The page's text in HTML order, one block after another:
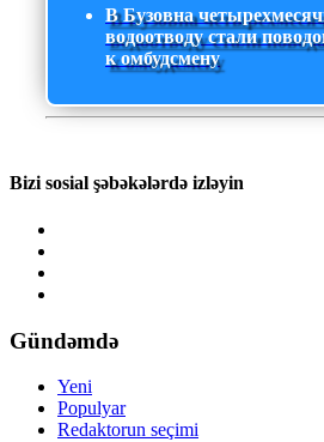
В Бузовна
водоотводу стали
к омбудсмену
Bizi sosial şəbəkələrdə izləyin
Gündəmdə
Yeni
Populyar
Redaktorun seçimi